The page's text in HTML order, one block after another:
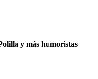
y más humoristas